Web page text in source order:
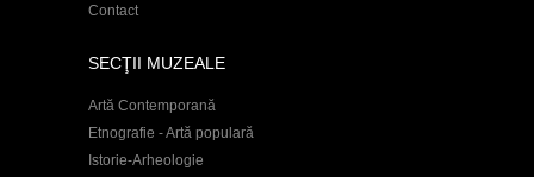
Contact
SECŢII MUZEALE
Artă Contemporană
Etnografie - Artă populară
Istorie-Arheologie